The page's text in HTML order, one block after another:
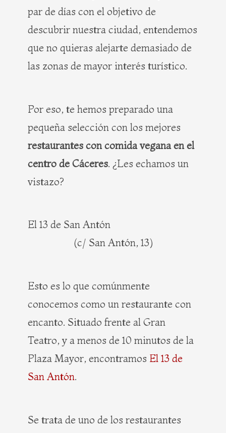
par de días con el objetivo de
descubrir nuestra ciudad, entendemos
que no quieras alejarte demasiado de
las zonas de mayor interés turístico.
Por eso, te hemos preparado una
pequeña selección con los mejores
restaurantes con comida vegana en el
centro de Cáceres. ¿Les echamos un
vistazo?
El 13 de San Antón
(c/ San Antón, 13)
Esto es lo que comúnmente
conocemos como un restaurante con
encanto. Situado frente al Gran
Teatro, y a menos de 10 minutos de la
Plaza Mayor, encontramos El 13 de
San Antón.
Se trata de uno de los restaurantes